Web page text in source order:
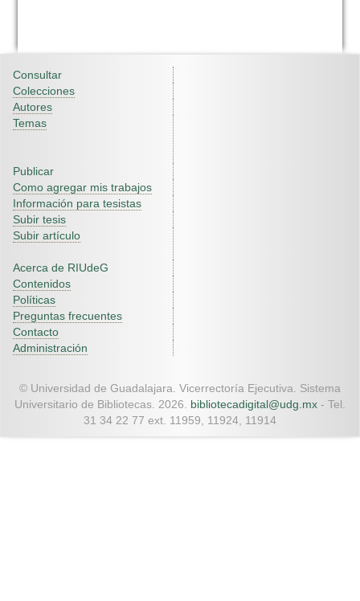
Consultar
Colecciones
Autores
Temas
Publicar
Como agregar mis trabajos
Información para tesistas
Subir tesis
Subir artículo
Acerca de RIUdeG
Contenidos
Políticas
Preguntas frecuentes
Contacto
Administración
© Universidad de Guadalajara. Vicerrectoría Ejecutiva. Sistema
Universitario de Bibliotecas. 2026. bibliotecadigital@udg.mx - Tel.
31 34 22 77 ext. 11959, 11924, 11914